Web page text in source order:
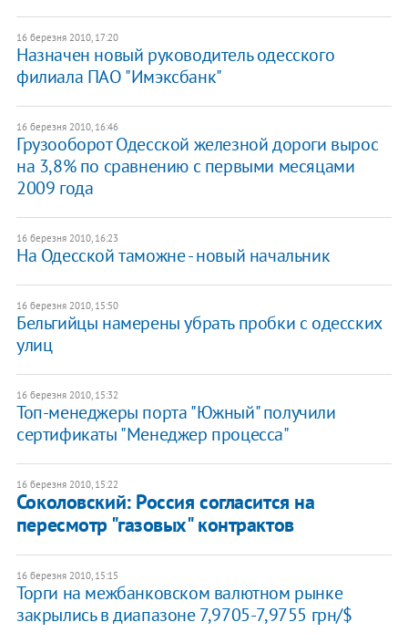
16 березня 2010, 17:20
Назначен новый руководитель одесского
филиала ПАО "Имэксбанк"
16 березня 2010, 16:46
Грузооборот Одесской железной дороги вырос
на 3,8% по сравнению с первыми месяцами
2009 года
16 березня 2010, 16:23
На Одесской таможне - новый начальник
16 березня 2010, 15:50
Бельгийцы намерены убрать пробки с одесских
улиц
16 березня 2010, 15:32
Топ-менеджеры порта "Южный" получили
сертификаты "Менеджер процесса"
16 березня 2010, 15:22
Соколовский: Россия согласится на
пересмотр "газовых" контрактов
16 березня 2010, 15:15
Торги на межбанковском валютном рынке
закрылись в диапазоне 7,9705-7,9755 грн/$